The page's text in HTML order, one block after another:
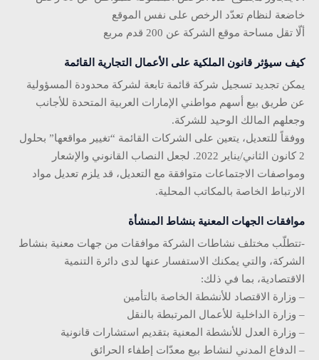
خاضعة لنظام تعدّد الرخص على نفس الموقع
ألّا تقل مساحة موقع الشركة عن 200 قدم مربع
كيف سيؤثر قانون الملكية على الأعمال التجارية القائمة
يمكن تجديد تسجيل شركة قائمة تابعة لشركة محدودة المسؤولية
عن طريق بيع أسهم مواطني الإمارات العربية المتحدة للأجانب
وجعلهم المالك الوحيد للشركة.
ووفقاً للتعديل، يتعين على الشركات القائمة “تغيير مواقعها” بحلول
2 كانون الثاني/يناير 2022. لجعل النصاب القانوني والإشعار
ومواصفات الاجتماعات متوافقة مع التعديل، قد يلزم تعديل مواد
الارتباط الخاصة بالمكاتب المحلية.
موافقات الجهات المعنية بنشاط المنشأة
-تتطلّب مختلف نشاطات الشركة موافقات من جهات معنية بنشاط
الشركة، والتي يمكنك الاستفسار عنها لدى دائرة التنمية
الاقتصادية، بما في ذلك:
– وزارة الاقتصاد للأنشطة الخاصة بالتأمين
– وزارة الداخلية للأعمال المرتبطة بالنقل
– وزارة العدل للأنشطة المعنية بتقديم استشارات قانونية
– الدفاع المدني لنشاط بيع معدّات إطفاء الحرائق